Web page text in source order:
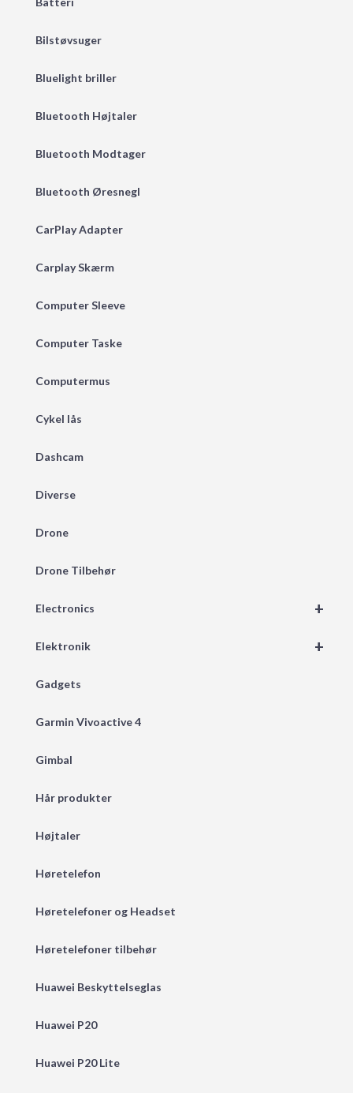
Bilstøvsuger
Bluelight briller
Bluetooth Højtaler
Bluetooth Modtager
Bluetooth Øresnegl
CarPlay Adapter
Carplay Skærm
Computer Sleeve
Computer Taske
Computermus
Cykel lås
Dashcam
Diverse
Drone
Drone Tilbehør
+
Electronics
+
Elektronik
Gadgets
Garmin Vivoactive 4
Gimbal
Hår produkter
Højtaler
Høretelefon
Høretelefoner og Headset
Høretelefoner tilbehør
Huawei Beskyttelseglas
Huawei P20
Huawei P20 Lite